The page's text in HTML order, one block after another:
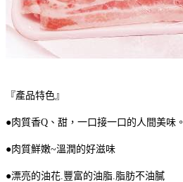
『產品特色』
●肉質香Q、甜，一口接一口的人間美味。
●肉質鮮嫩~溫潤的好滋味
●漂亮的油花.豐富的油脂.脂肪不油膩